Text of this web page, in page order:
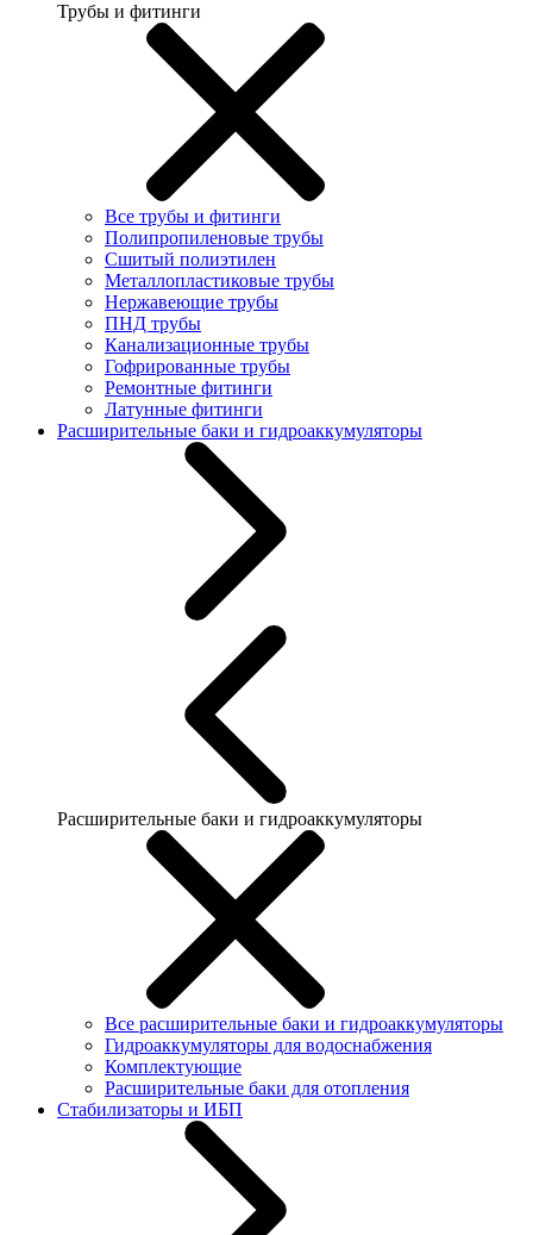
Трубы и фитинги
Все трубы и фитинги
Полипропиленовые трубы
Сшитый полиэтилен
Металлопластиковые трубы
Нержавеющие трубы
ПНД трубы
Канализационные трубы
Гофрированные трубы
Ремонтные фитинги
Латунные фитинги
Расширительные баки и гидроаккумуляторы
Расширительные баки и гидроаккумуляторы
Все расширительные баки и гидроаккумуляторы
Гидроаккумуляторы для водоснабжения
Комплектующие
Расширительные баки для отопления
Стабилизаторы и ИБП